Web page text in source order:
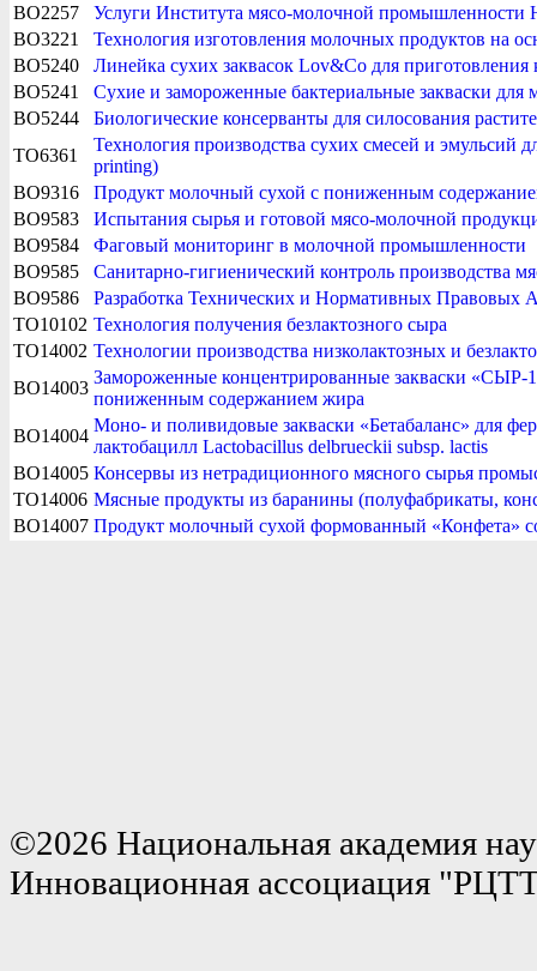
BO2257
Услуги Института мясо-молочной
BO3221
Технология изготовления молочных продуктов на
BO5240
Линейка сухих заквасок Lov&Сo для
BO5241
Сухие и замороженные бактериальные закваски
BO5244
Биологические консерванты для силосования
TO6361
Технология производства сухих смесей и эмульсий
printing)
BO9316
Продукт молочный сухой с пониженным
BO9583
Испытания сырья и готовой мясо-молочной
BO9584
Фаговый мониторинг в молочной промышленности
BO9585
Санитарно-гигиенический контроль производства
BO9586
Разработка Технических и Нормативных Правовых
TO10102 Технология получения безлактозного сыра
TO14002 Технологии производства низколактозных и
BO14003
Замороженные концентрированные закваски
пониженным содержанием жира
BO14004
Моно- и поливидовые закваски «Бетабаланс» для
лактобацилл Lactobacillus delbrueckii subsp. lactis
BO14005 Консервы из нетрадиционного мясного сырья
TO14006 Мясные продукты из баранины (полуфабрикаты,
BO14007 Продукт молочный сухой формованный «Конфета»
©2026 Национальная академия
Инновационная ассоциация